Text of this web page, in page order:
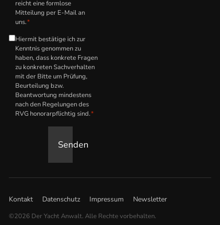
reicht eine formlose
Mitteilung per E-Mail an
uns.*
Hinweis
zum
anwaltlichen
Honorar*
Hiermit bestätige ich zur
Kenntnis genommen zu
haben, dass konkrete Fragen
zu konkreten Sachverhalten
mit der Bitte um Prüfung,
Beurteilung bzw.
Beantwortung mindestens
nach den Regelungen des
RVG honorarpflichtig sind.*
Senden
Kontakt Datenschutz Impressum Newsletter
©2026 Der Yacht Anwalt. Alle Rechte vorbehalten.